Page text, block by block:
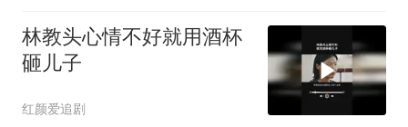
林教头心情不好就用酒杯
砸儿子
红颜爱追剧